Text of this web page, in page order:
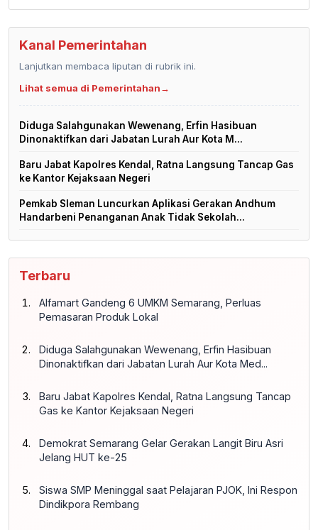
Kanal Pemerintahan
Lanjutkan membaca liputan di rubrik ini.
Lihat semua di Pemerintahan→
Diduga Salahgunakan Wewenang, Erfin Hasibuan
Dinonaktifkan dari Jabatan Lurah Aur Kota M...
Baru Jabat Kapolres Kendal, Ratna Langsung Tancap Gas
ke Kantor Kejaksaan Negeri
Pemkab Sleman Luncurkan Aplikasi Gerakan Andhum
Handarbeni Penanganan Anak Tidak Sekolah...
Terbaru
Alfamart Gandeng 6 UMKM Semarang, Perluas
Pemasaran Produk Lokal
Diduga Salahgunakan Wewenang, Erfin Hasibuan
Dinonaktifkan dari Jabatan Lurah Aur Kota Med...
Baru Jabat Kapolres Kendal, Ratna Langsung Tancap
Gas ke Kantor Kejaksaan Negeri
Demokrat Semarang Gelar Gerakan Langit Biru Asri
Jelang HUT ke-25
Siswa SMP Meninggal saat Pelajaran PJOK, Ini Respon
Dindikpora Rembang